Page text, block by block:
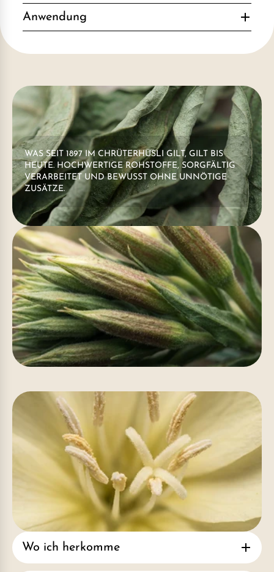
Anwendung
WAS SEIT 1897 IM CHRÜTERHÜSLI GILT, GILT BIS
HEUTE. HOCHWERTIGE ROHSTOFFE, SORGFÄLTIG
VERARBEITET UND BEWUSST OHNE UNNÖTIGE
ZUSÄTZE.
Wo ich herkomme